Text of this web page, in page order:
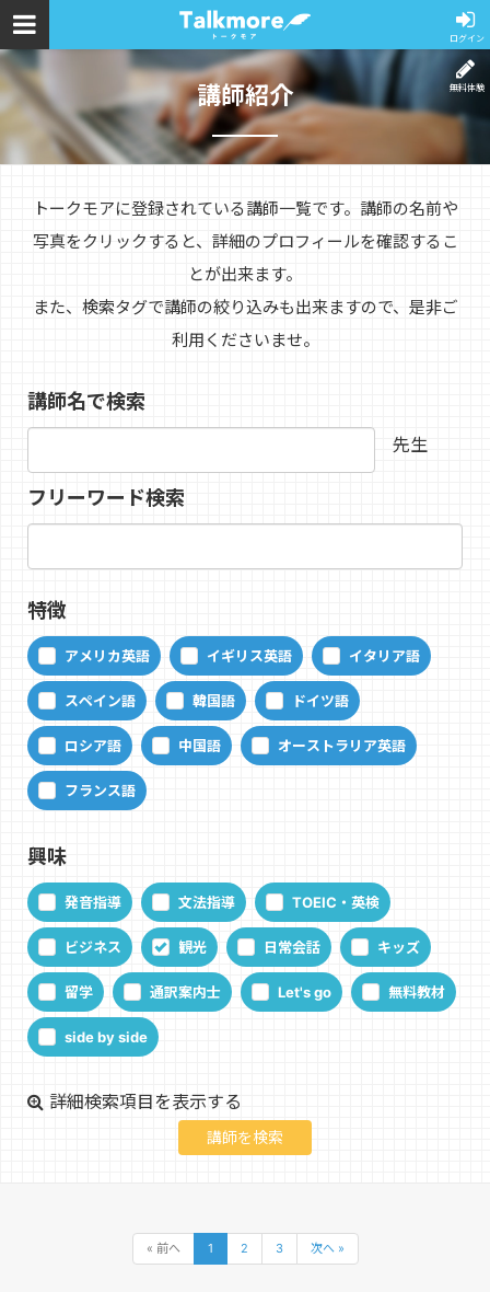
ログイン
無料体験
講師紹介
トークモアに登録されている講師一覧です。講師の名前や
写真をクリックすると、詳細のプロフィールを確認するこ
とが出来ます。
また、検索タグで講師の絞り込みも出来ますので、是非ご
利用くださいませ。
講師名で検索
先生
フリーワード検索
特徴
アメリカ英語 イギリス英語 イタリア語
スペイン語 韓国語 ドイツ語
ロシア語 中国語 オーストラリア英語
フランス語
興味
発音指導 文法指導 TOEIC・英検
ビジネス 観光 日常会話 キッズ
留学 通訳案内士 Let's go 無料教材
side by side
詳細検索項目を表示する
« 前へ 1 2 3 次へ »